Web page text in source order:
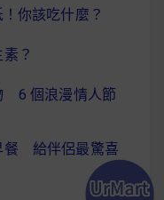
你該吃什麼？
？
6 個浪漫情人節
餐 給伴侶最驚喜